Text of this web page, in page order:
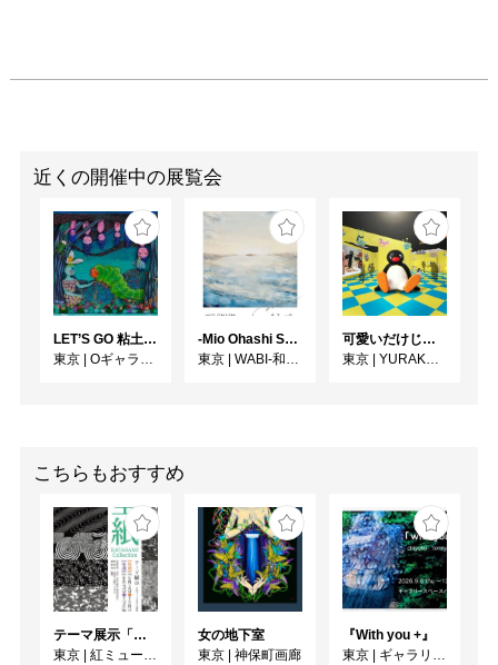
近くの開催中の展覧会
LET’S GO 粘土（クレイ）ジ−
東京
Oギャラリー
-Mio Ohashi Solo Exhibition - 大橋 澪 作品展 -
東京
WABI-和・美-
可愛いだけじゃない！？ピングー展
東京
YURAKUCHO MUSEUM（有楽町ミュージアム）
こちらもおすすめ
テーマ展示「型紙 KATAGAMI Collection」
東京
紅ミュージアム
女の地下室
東京
神保町画廊
『With you +』
東京
ギャラリー・パウゼ